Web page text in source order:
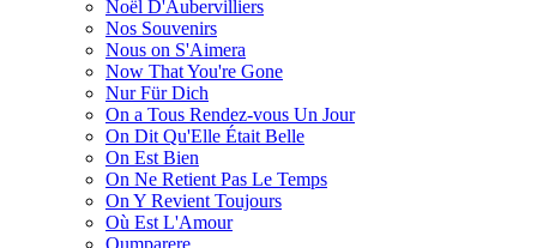
Noël D'Aubervilliers
Nos Souvenirs
Nous on S'Aimera
Now That You're Gone
Nur Für Dich
On a Tous Rendez-vous Un Jour
On Dit Qu'Elle Était Belle
On Est Bien
On Ne Retient Pas Le Temps
On Y Revient Toujours
Où Est L'Amour
Oumparere